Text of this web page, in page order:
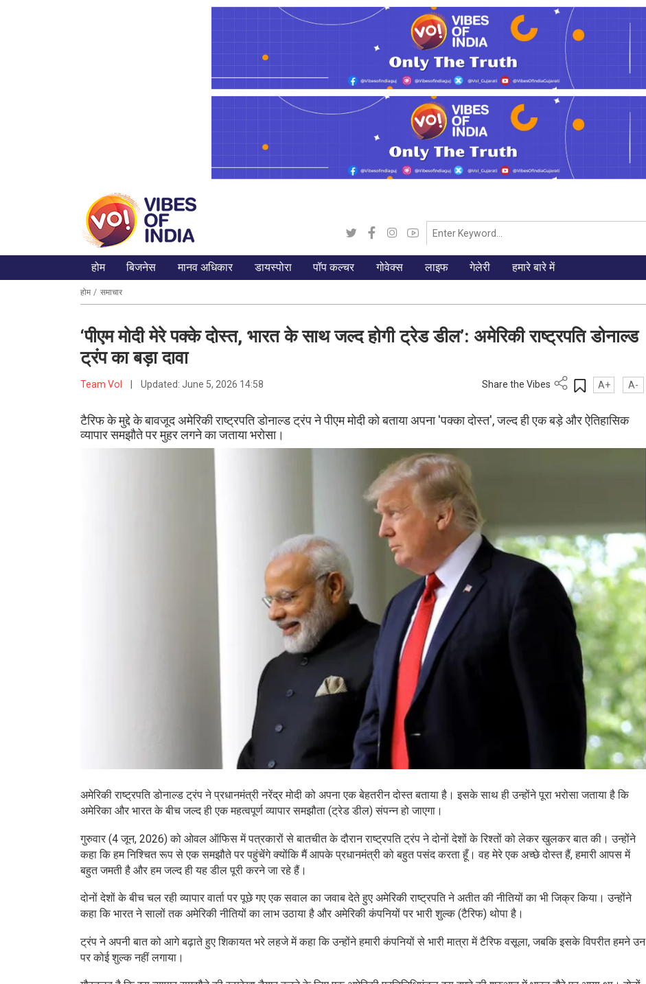
होम बिजनेस मानव अधिकार डायस्पोरा पॉप कल्चर गोवेक्स लाइफ गेलेरी हमारे बारे में
होम समाचार
‘पीएम मोदी मेरे पक्के दोस्त, भारत के साथ जल्द होगी ट्रेड डील’: अमेरिकी राष्ट्रपति डोनाल्ड
ट्रंप का बड़ा दावा
Team VoI Updated: June 5, 2026 14:58 Share the Vibes A+ A-
टैरिफ के मुद्दे के बावजूद अमेरिकी राष्ट्रपति डोनाल्ड ट्रंप ने पीएम मोदी को बताया अपना 'पक्का दोस्त', जल्द ही एक बड़े और ऐतिहासिक
व्यापार समझौते पर मुहर लगने का जताया भरोसा।
अमेरिकी राष्ट्रपति डोनाल्ड ट्रंप ने प्रधानमंत्री नरेंद्र मोदी को अपना एक बेहतरीन दोस्त बताया है। इसके साथ ही उन्होंने पूरा भरोसा जताया है कि
अमेरिका और भारत के बीच जल्द ही एक महत्वपूर्ण व्यापार समझौता (ट्रेड डील) संपन्न हो जाएगा।
गुरुवार (4 जून, 2026) को ओवल ऑफिस में पत्रकारों से बातचीत के दौरान राष्ट्रपति ट्रंप ने दोनों देशों के रिश्तों को लेकर खुलकर बात की। उन्होंने
कहा कि हम निश्चित रूप से एक समझौते पर पहुंचेंगे क्योंकि मैं आपके प्रधानमंत्री को बहुत पसंद करता हूँ। वह मेरे एक अच्छे दोस्त हैं, हमारी आपस में
बहुत जमती है और हम जल्द ही यह डील पूरी करने जा रहे हैं।
दोनों देशों के बीच चल रही व्यापार वार्ता पर पूछे गए एक सवाल का जवाब देते हुए अमेरिकी राष्ट्रपति ने अतीत की नीतियों का भी जिक्र किया। उन्होंने
कहा कि भारत ने सालों तक अमेरिकी नीतियों का लाभ उठाया है और अमेरिकी कंपनियों पर भारी शुल्क (टैरिफ) थोपा है।
ट्रंप ने अपनी बात को आगे बढ़ाते हुए शिकायत भरे लहजे में कहा कि उन्होंने हमारी कंपनियों से भारी मात्रा में टैरिफ वसूला, जबकि इसके विपरीत हमने उन
पर कोई शुल्क नहीं लगाया।